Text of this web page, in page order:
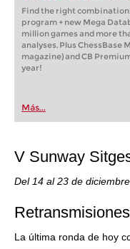
Find the right
program + new Mega
million games and more
analyses. Plus ChessBase
magazine) and CB
year!
Más...
V Sunway
Del 14 al 23 de
La última ronda de hoy